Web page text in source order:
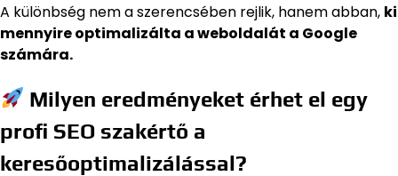
A különbség nem a szerencsében rejlik, hanem abban, ki
mennyire optimalizálta a weboldalát a Google
számára.
Milyen eredményeket érhet el egy
profi SEO szakértő a
keresőoptimalizálással?